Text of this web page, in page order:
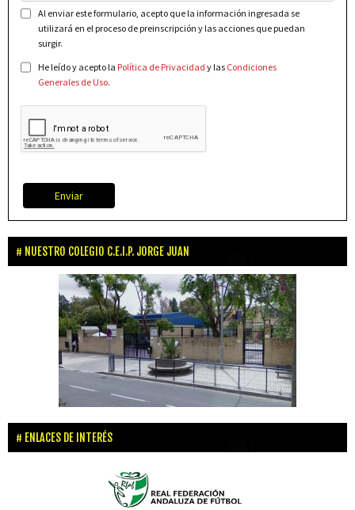
Al enviar este formulario, acepto que la información ingresada se
utilizará en el proceso de preinscripción y las acciones que puedan
surgir.
He leído y acepto la Política de Privacidad y las Condiciones
Generales de Uso.
Enviar
NUESTRO COLEGIO C.E.I.P. JORGE JUAN
ENLACES DE INTERÉS